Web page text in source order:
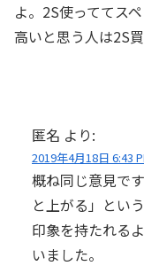
よ。2S使っててス
高いと思う人は2S
匿名 より:
2019年4月18日 6:43
概ね同じ意見で
と上がる」という
印象を持たれる
いました。